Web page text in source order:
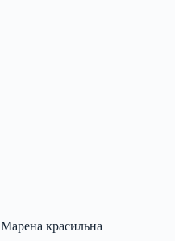
Марена красильна